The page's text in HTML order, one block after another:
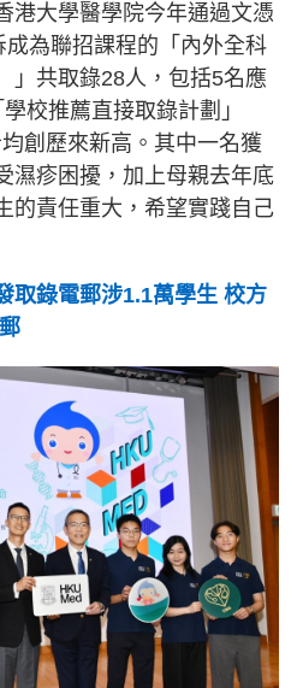
港大學醫學院今年通過文憑
為聯招課程的「內外全科
」共取錄28人，包括5名應
校推薦直接取錄計劃」
創歷來新高。其中一名獲
濕疹困擾，加上母親去年底
的責任重大，希望實踐自己
取錄電郵涉1.1萬學生 校方